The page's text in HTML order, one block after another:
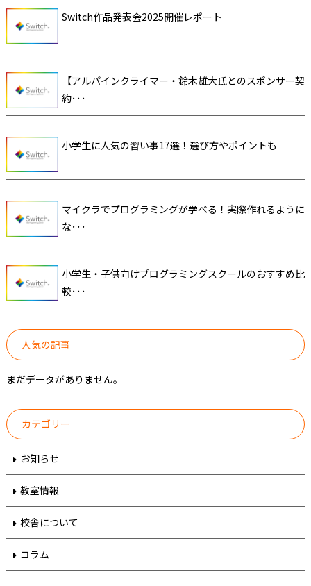
Switch作品発表会2025開催レポート
【アルパインクライマー・鈴木雄大氏とのスポンサー契
約･･･
小学生に人気の習い事17選！選び方やポイントも
マイクラでプログラミングが学べる！実際作れるように
な･･･
小学生・子供向けプログラミングスクールのおすすめ比
較･･･
人気の記事
まだデータがありません。
カテゴリー
お知らせ
教室情報
校舎について
コラム